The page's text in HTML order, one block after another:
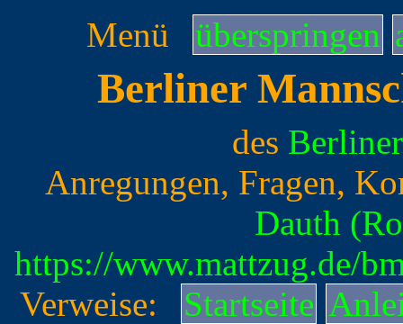
Menü überspringen
Berliner
des
Anregungen, Fragen,
Dauth
https://www.mattzug.de/
Verweise:
Startseite